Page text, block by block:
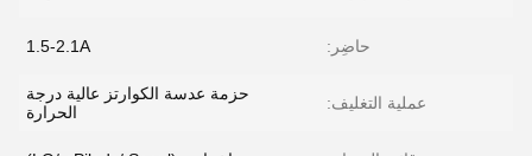
حاضِر: 1.5-2.1A
عملية التغليف:
حزمة عدسة الكوارتز عالية درجة
الحرارة